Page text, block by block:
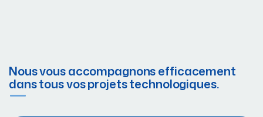
Nous vous accompagnons efficacement
dans tous vos projets technologiques.